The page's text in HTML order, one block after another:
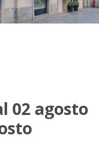
02 agosto